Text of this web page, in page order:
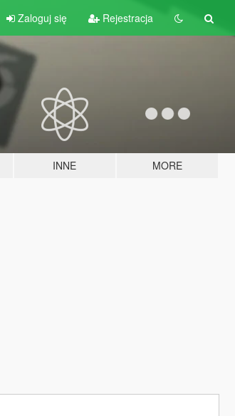
Zaloguj się Rejestracja
INNE MORE